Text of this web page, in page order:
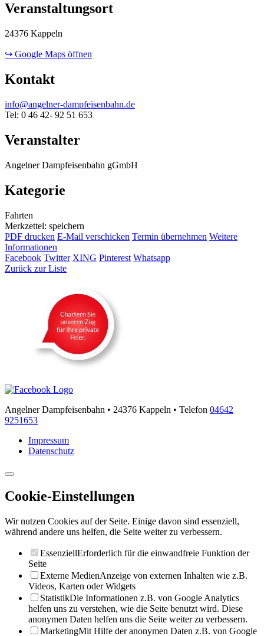
Veranstaltungsort
24376 Kappeln
↪ Google Maps öffnen
Kontakt
info@angelner-dampfeisenbahn.de
Tel: 0 46 42- 92 51 653
Veranstalter
Angelner Dampfeisenbahn gGmbH
Kategorie
Fahrten
Merkzettel: speichern
PDF drucken E-Mail verschicken Termin übernehmen Weitere
Informationen
Facebook Twitter XING Pinterest Whatsapp
Zurück zur Liste
Angelner Dampfeisenbahn • 24376 Kappeln • Telefon 04642
9251653
Impressum
Datenschutz
Cookie-Einstellungen
Wir nutzen Cookies auf der Seite. Einige davon sind essenziell,
während andere uns helfen, die Seite weiter zu verbessern.
EssenziellErforderlich für die einwandfreie Funktion der
Seite
Externe MedienAnzeige von externen Inhalten wie z.B.
Videos, Karten oder Widgets
StatistikDie Informationen z.B. von Google Analytics
helfen uns zu verstehen, wie die Seite benutzt wird. Diese
anonymen Daten helfen uns die Seite weiter zu verbessern.
MarketingMit Hilfe der anonymen Daten z.B. von Google